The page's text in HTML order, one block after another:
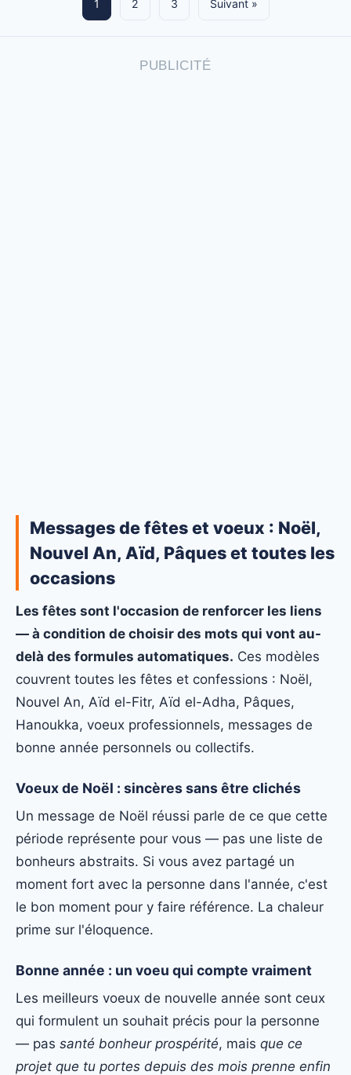
1 2 3 Suivant »
PUBLICITÉ
Messages de fêtes et voeux : Noël,
Nouvel An, Aïd, Pâques et toutes les
occasions
Les fêtes sont l'occasion de renforcer les liens
— à condition de choisir des mots qui vont au-
delà des formules automatiques. Ces modèles
couvrent toutes les fêtes et confessions : Noël,
Nouvel An, Aïd el-Fitr, Aïd el-Adha, Pâques,
Hanoukka, voeux professionnels, messages de
bonne année personnels ou collectifs.
Voeux de Noël : sincères sans être clichés
Un message de Noël réussi parle de ce que cette
période représente pour vous — pas une liste de
bonheurs abstraits. Si vous avez partagé un
moment fort avec la personne dans l'année, c'est
le bon moment pour y faire référence. La chaleur
prime sur l'éloquence.
Bonne année : un voeu qui compte vraiment
Les meilleurs voeux de nouvelle année sont ceux
qui formulent un souhait précis pour la personne
— pas santé bonheur prospérité, mais que ce
projet que tu portes depuis des mois prenne enfin